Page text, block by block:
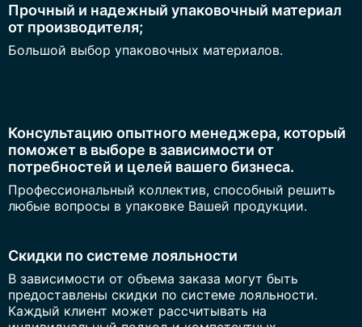
Прочный и надежный упаковочный материал
от производителя;
Большой выбор упаковочных материалов.
Консультацию опытного менеджера, который
поможет в выборе в зависимости от
потребностей и целей вашего бизнеса.
Профессиональный коллектив, способный решить
любые вопросы в упаковке Вашей продукции.
Скидки по системе лояльности
В зависимости от объема заказа могут быть
предоставлены скидки по системе лояльности.
Каждый клиент может рассчитывать на